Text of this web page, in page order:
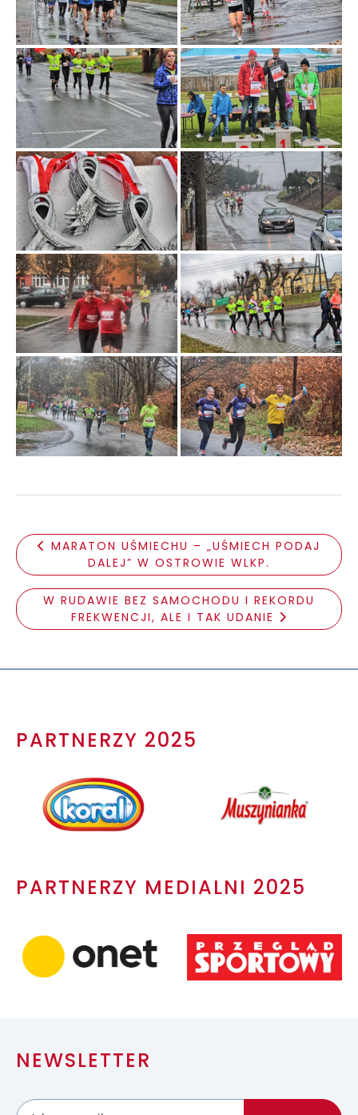
MARATON UŚMIECHU – „UŚMIECH PODAJ
DALEJ” W OSTROWIE WLKP.
W RUDAWIE BEZ SAMOCHODU I REKORDU
FREKWENCJI, ALE I TAK UDANIE
PARTNERZY 2025
PARTNERZY MEDIALNI 2025
NEWSLETTER